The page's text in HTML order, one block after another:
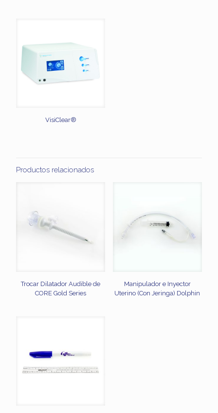
VisiClear®
Productos relacionados
Trocar Dilatador Audible de
CORE Gold Series
Manipulador e Inyector
Uterino (Con Jeringa) Dolphin